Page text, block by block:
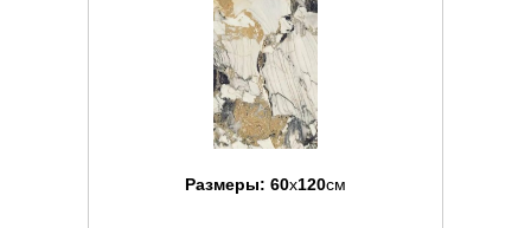
Размеры: 60x120см